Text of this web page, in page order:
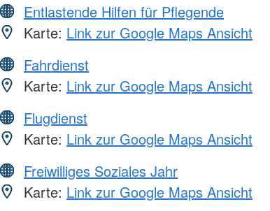
Entlastende Hilfen für Pflegende
Karte: Link zur Google Maps Ansicht
Fahrdienst
Karte: Link zur Google Maps Ansicht
Flugdienst
Karte: Link zur Google Maps Ansicht
Freiwilliges Soziales Jahr
Karte: Link zur Google Maps Ansicht